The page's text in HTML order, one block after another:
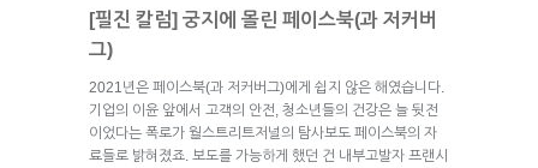
[필진 칼럼] 궁지에 몰린 페이스북(과 저커버
그)
2021년은 페이스북(과 저커버그)에게 쉽지 않은 해였습니다.
기업의 이윤 앞에서 고객의 안전, 청소년들의 건강은 늘 뒷전
이었다는 폭로가 월스트리트저널의 탐사보도 페이스북의 자
료들로 밝혀졌죠. 보도를 가능하게 했던 건 내부고발자 프랜시